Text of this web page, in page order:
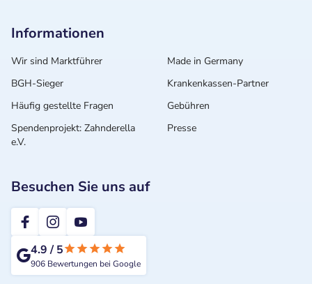
Informationen
Wir sind Marktführer
Made in Germany
BGH-Sieger
Krankenkassen-Partner
Häufig gestellte Fragen
Gebühren
Spendenprojekt: Zahnderella
e.V.
Presse
Besuchen Sie uns auf
2te-ZahnarztMeinung
4.9/5
906 Bewertungen bei Google